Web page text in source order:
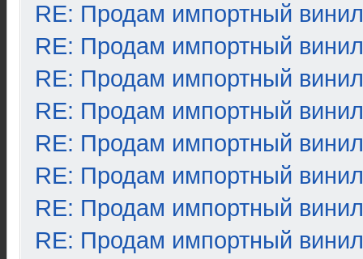
RE: Продам импортный винил
RE: Продам импортный винил
RE: Продам импортный винил
RE: Продам импортный винил
RE: Продам импортный винил
RE: Продам импортный винил
RE: Продам импортный винил
RE: Продам импортный винил